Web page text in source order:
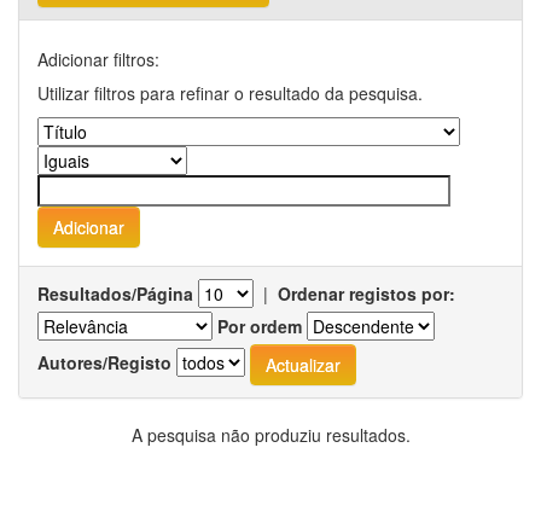
Adicionar filtros:
Utilizar filtros para refinar o resultado da pesquisa.
Resultados/Página | Ordenar registos por:
Por ordem
Autores/Registo
A pesquisa não produziu resultados.